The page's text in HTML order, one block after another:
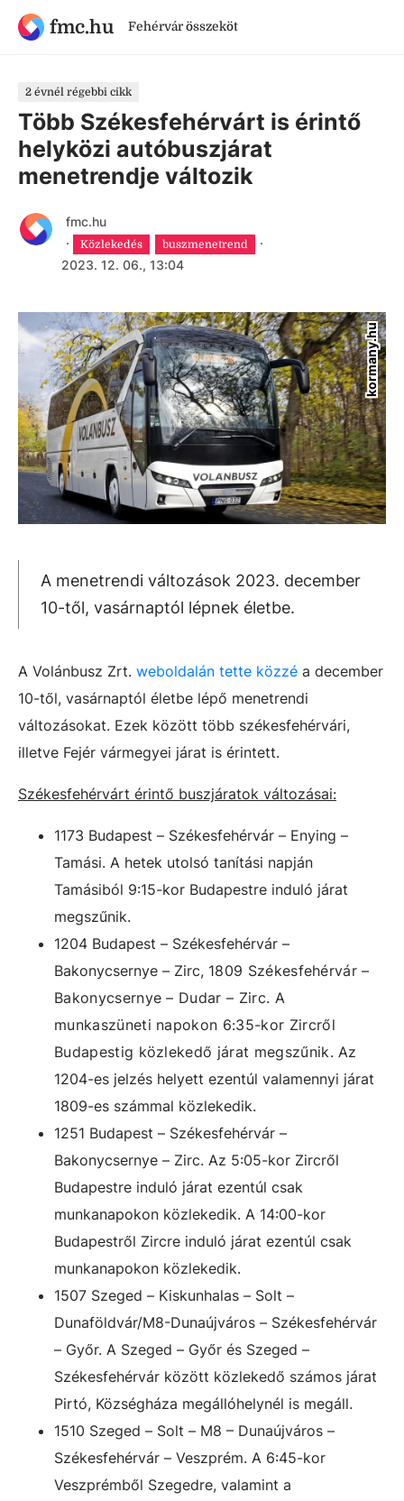
fmc.hu Fehérvár összeköt
2 évnél régebbi cikk
Több Székesfehérvárt is érintő
helyközi autóbuszjárat
menetrendje változik
fmc.hu
·
Közlekedés buszmenetrend
·
2023. 12. 06., 13:04
kormany.hu
A menetrendi változások 2023. december
10-től, vasárnaptól lépnek életbe.
A Volánbusz Zrt. weboldalán tette közzé a december
10-től, vasárnaptól életbe lépő menetrendi
változásokat. Ezek között több székesfehérvári,
illetve Fejér vármegyei járat is érintett.
Székesfehérvárt érintő buszjáratok változásai:
1173 Budapest – Székesfehérvár – Enying –
Tamási. A hetek utolsó tanítási napján
Tamásiból 9:15-kor Budapestre induló járat
megszűnik.
1204 Budapest – Székesfehérvár –
Bakonycsernye – Zirc, 1809 Székesfehérvár –
Bakonycsernye – Dudar – Zirc. A
munkaszüneti napokon 6:35-kor Zircről
Budapestig közlekedő járat megszűnik. Az
1204-es jelzés helyett ezentúl valamennyi járat
1809-es számmal közlekedik.
1251 Budapest – Székesfehérvár –
Bakonycsernye – Zirc. Az 5:05-kor Zircről
Budapestre induló járat ezentúl csak
munkanapokon közlekedik. A 14:00-kor
Budapestről Zircre induló járat ezentúl csak
munkanapokon közlekedik.
1507 Szeged – Kiskunhalas – Solt –
Dunaföldvár/M8-Dunaújváros – Székesfehérvár
– Győr. A Szeged – Győr és Szeged –
Székesfehérvár között közlekedő számos járat
Pirtó, Községháza megállóhelynél is megáll.
1510 Szeged – Solt – M8 – Dunaújváros –
Székesfehérvár – Veszprém. A 6:45-kor
Veszprémből Szegedre, valamint a